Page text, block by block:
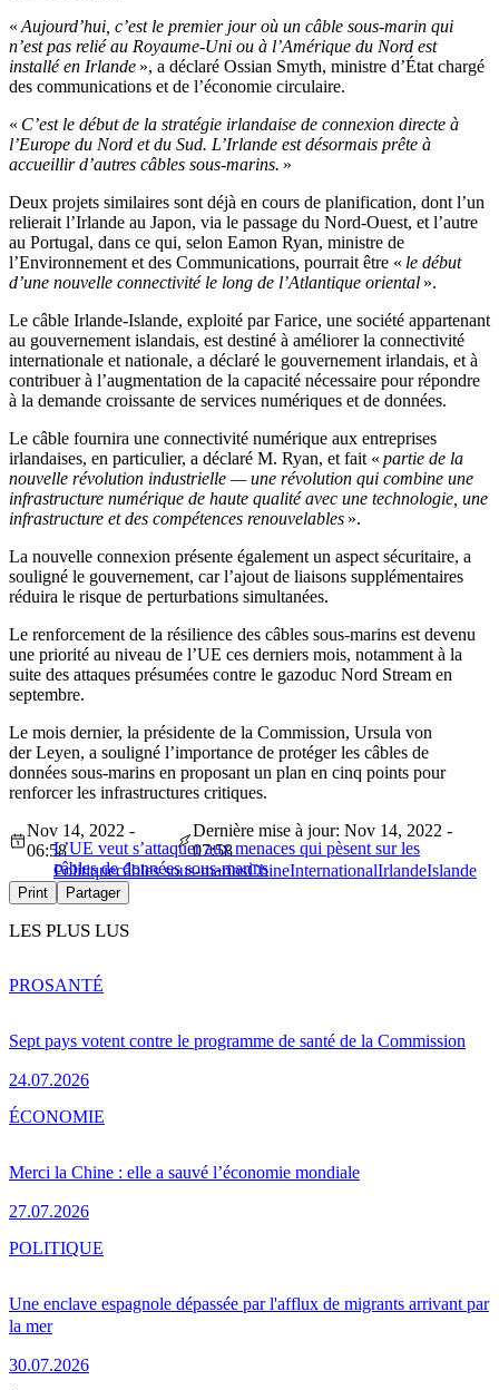
« Aujourd’hui, c’est le premier jour où un câble sous-marin qui
n’est pas relié au Royaume-Uni ou à l’Amérique du Nord est
installé en Irlande », a déclaré Ossian Smyth, ministre d’État chargé
des communications et de l’économie circulaire.
« C’est le début de la stratégie irlandaise de connexion directe à
l’Europe du Nord et du Sud. L’Irlande est désormais prête à
accueillir d’autres câbles sous-marins. »
Deux projets similaires sont déjà en cours de planification, dont l’un
relierait l’Irlande au Japon, via le passage du Nord-Ouest, et l’autre
au Portugal, dans ce qui, selon Eamon Ryan, ministre de
l’Environnement et des Communications, pourrait être « le début
d’une nouvelle connectivité le long de l’Atlantique oriental ».
Le câble Irlande-Islande, exploité par Farice, une société appartenant
au gouvernement islandais, est destiné à améliorer la connectivité
internationale et nationale, a déclaré le gouvernement irlandais, et à
contribuer à l’augmentation de la capacité nécessaire pour répondre
à la demande croissante de services numériques et de données.
Le câble fournira une connectivité numérique aux entreprises
irlandaises, en particulier, a déclaré M. Ryan, et fait « partie de la
nouvelle révolution industrielle — une révolution qui combine une
infrastructure numérique de haute qualité avec une technologie, une
infrastructure et des compétences renouvelables ».
La nouvelle connexion présente également un aspect sécuritaire, a
souligné le gouvernement, car l’ajout de liaisons supplémentaires
réduira le risque de perturbations simultanées.
Le renforcement de la résilience des câbles sous-marins est devenu
une priorité au niveau de l’UE ces derniers mois, notamment à la
suite des attaques présumées contre le gazoduc Nord Stream en
septembre.
Le mois dernier, la présidente de la Commission, Ursula von
der Leyen, a souligné l’importance de protéger les câbles de
données sous-marins en proposant un plan en cinq points pour
renforcer les infrastructures critiques.
L’UE veut s’attaquer aux menaces qui pèsent sur les
câbles de données sous-marins
Nov 14, 2022 -
06:58
Dernière mise à jour: Nov 14, 2022 -
07:58
Politiquecâbles sous-marinsChineInternationalIrlandeIslande
Print Partager
LES PLUS LUS
Sept pays votent contre le programme de santé de la Commission
24.07.2026
PROSANTÉ
Merci la Chine : elle a sauvé l’économie mondiale
27.07.2026
ÉCONOMIE
Une enclave espagnole dépassée par l'afflux de migrants arrivant par
la mer
30.07.2026
POLITIQUE